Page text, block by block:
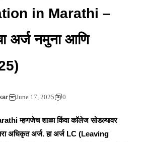
in Marathi –
अर्ज नमुना आणि
June 17, 2025 0
म्हणजेच शाळा किंवा कॉलेज सोडल्यावर
अधिकृत अर्ज. हा अर्ज LC (Leaving